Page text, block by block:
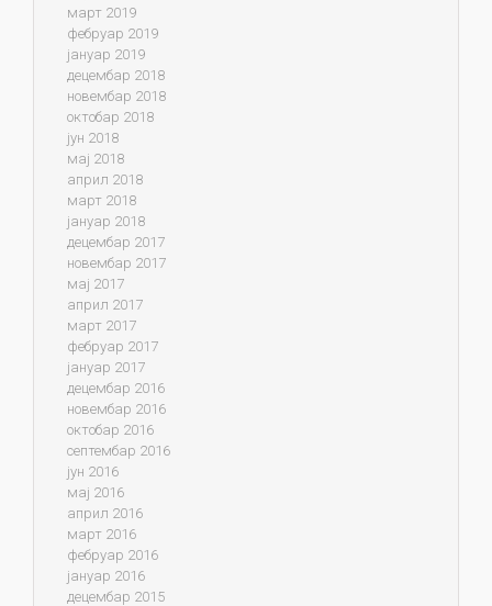
март 2019
фебруар 2019
јануар 2019
децембар 2018
новембар 2018
октобар 2018
јун 2018
мај 2018
април 2018
март 2018
јануар 2018
децембар 2017
новембар 2017
мај 2017
април 2017
март 2017
фебруар 2017
јануар 2017
децембар 2016
новембар 2016
октобар 2016
септембар 2016
јун 2016
мај 2016
април 2016
март 2016
фебруар 2016
јануар 2016
децембар 2015